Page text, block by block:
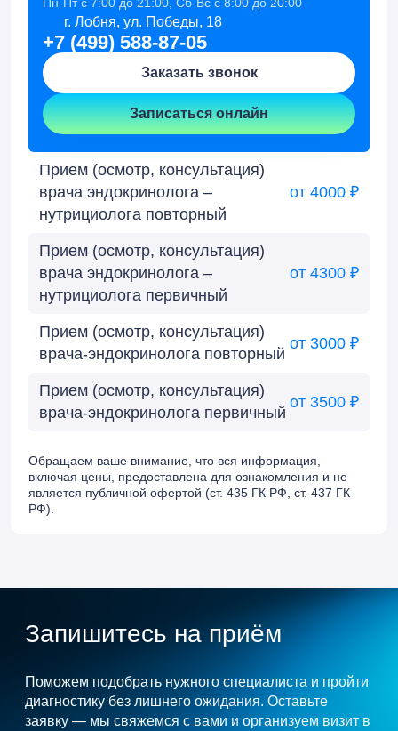
г. Лобня, ул. Победы, 18
+7 (499) 588-87-05
Заказать звонок
Записаться онлайн
Прием (осмотр, консультация)
врача эндокринолога –
нутрициолога повторный
от 4000 ₽
Прием (осмотр, консультация)
врача эндокринолога –
нутрициолога первичный
от 4300 ₽
Прием (осмотр, консультация)
врача-эндокринолога повторный
от 3000 ₽
Прием (осмотр, консультация)
врача-эндокринолога первичный
от 3500 ₽
Обращаем ваше внимание, что вся информация,
включая цены, предоставлена для ознакомления и не
является публичной офертой (ст. 435 ГК РФ, cт. 437 ГК
РФ).
Запишитесь на приём
Поможем подобрать нужного специалиста и пройти
диагностику без лишнего ожидания. Оставьте
заявку — мы свяжемся с вами и организуем визит в